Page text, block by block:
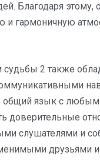
Благодаря этому,
и гармоничную
2 также
общий язык с
доверительные
слушателями и
друзьями и